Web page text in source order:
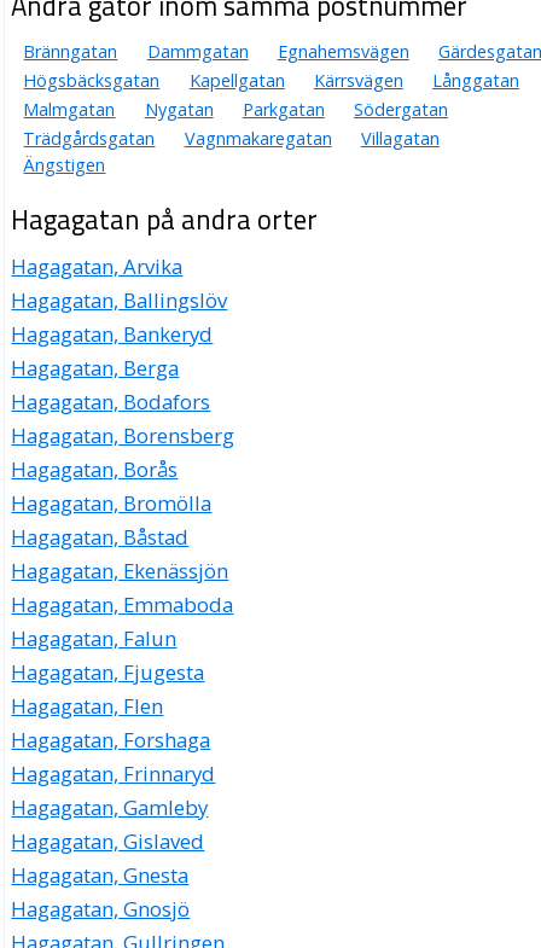
Bränngatan Dammgatan Egnahemsvägen
Gärdesgatan
Högsbäcksgatan
Kapellgatan Kärrsvägen
Långgatan
Malmgatan
Nygatan Parkgatan
Södergatan
Trädgårdsgatan
Vagnmakaregatan
Villagatan
Ängstigen
Hagagatan på andra orter
Hagagatan, Arvika
Hagagatan, Ballingslöv
Hagagatan, Bankeryd
Hagagatan, Berga
Hagagatan, Bodafors
Hagagatan, Borensberg
Hagagatan, Borås
Hagagatan, Bromölla
Hagagatan, Båstad
Hagagatan, Ekenässjön
Hagagatan, Emmaboda
Hagagatan, Falun
Hagagatan, Fjugesta
Hagagatan, Flen
Hagagatan, Forshaga
Hagagatan, Frinnaryd
Hagagatan, Gamleby
Hagagatan, Gislaved
Hagagatan, Gnesta
Hagagatan, Gnosjö
Hagagatan, Gullringen